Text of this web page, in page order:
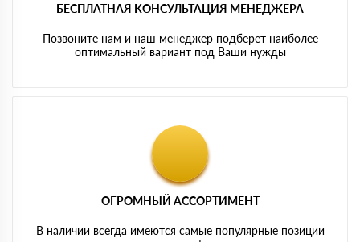
БЕСПЛАТНАЯ КОНСУЛЬТАЦИЯ МЕНЕДЖЕРА
Позвоните нам и наш менеджер подберет наиболее
оптимальный вариант под Ваши нужды
ОГРОМНЫЙ АССОРТИМЕНТ
В наличии всегда имеются самые популярные позиции